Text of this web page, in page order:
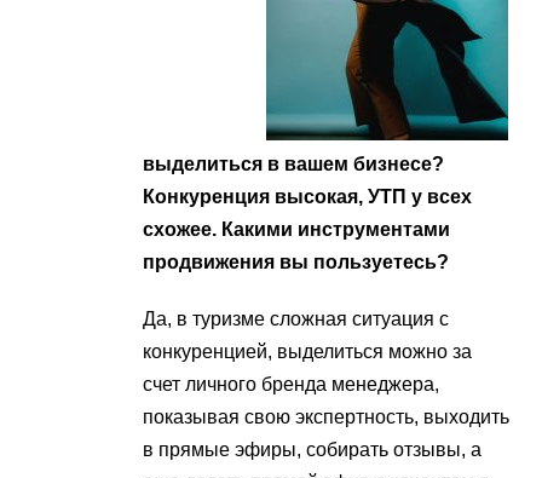
выделиться в вашем бизнесе?
Конкуренция высокая, УТП у всех
схожее. Какими инструментами
продвижения вы пользуетесь?
Да, в туризме сложная ситуация с
конкуренцией, выделиться можно за
счет личного бренда менеджера,
показывая свою экспертность, выходить
в прямые эфиры, собирать отзывы, а